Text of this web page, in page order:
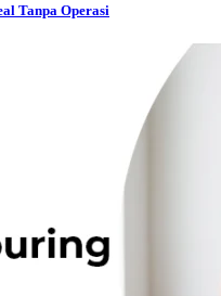
Tanpa Operasi